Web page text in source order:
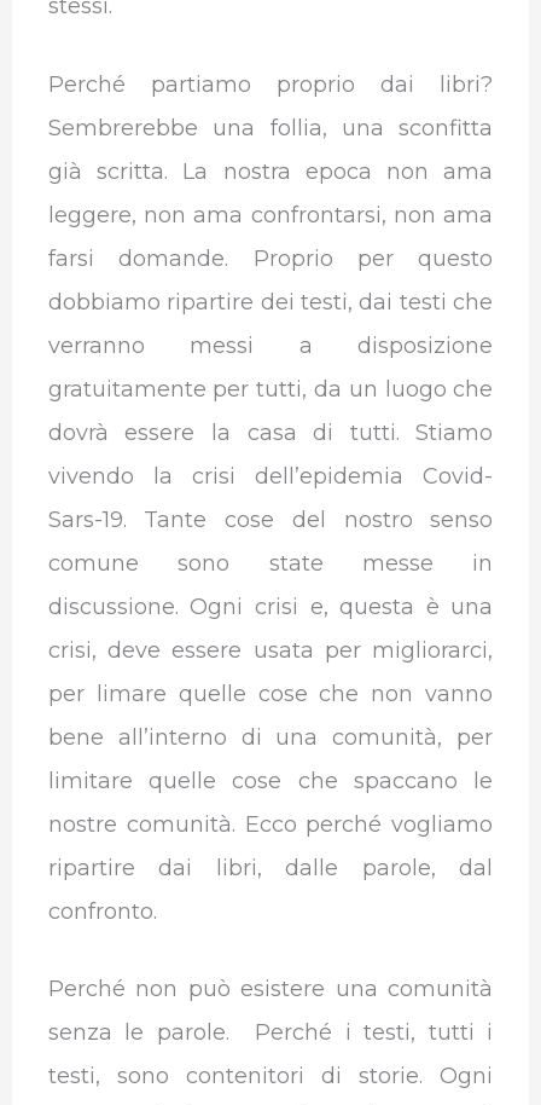
stessi.
Perché partiamo proprio dai libri?
Sembrerebbe una follia, una sconfitta
già scritta. La nostra epoca non ama
leggere, non ama confrontarsi, non ama
farsi domande. Proprio per questo
dobbiamo ripartire dei testi, dai testi che
verranno messi a disposizione
gratuitamente per tutti, da un luogo che
dovrà essere la casa di tutti. Stiamo
vivendo la crisi dell’epidemia Covid-
Sars-19. Tante cose del nostro senso
comune sono state messe in
discussione. Ogni crisi e, questa è una
crisi, deve essere usata per migliorarci,
per limare quelle cose che non vanno
bene all’interno di una comunità, per
limitare quelle cose che spaccano le
nostre comunità. Ecco perché vogliamo
ripartire dai libri, dalle parole, dal
confronto.
Perché non può esistere una comunità
senza le parole. Perché i testi, tutti i
testi, sono contenitori di storie. Ogni